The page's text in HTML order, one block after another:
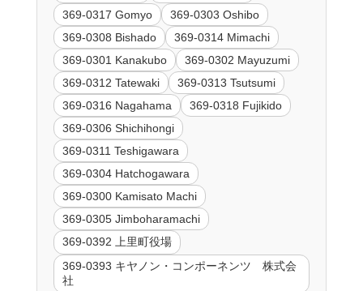
369-0317 Gomyo
369-0303 Oshibo
369-0308 Bishado
369-0314 Mimachi
369-0301 Kanakubo
369-0302 Mayuzumi
369-0312 Tatewaki
369-0313 Tsutsumi
369-0316 Nagahama
369-0318 Fujikido
369-0306 Shichihongi
369-0311 Teshigawara
369-0304 Hatchogawara
369-0300 Kamisato Machi
369-0305 Jimboharamachi
369-0392 上里町役場
369-0393 キヤノン・コンポーネンツ 株式会
社